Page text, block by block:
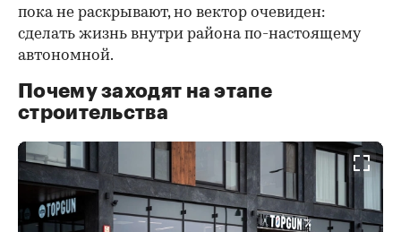
пока не раскрывают, но вектор очевиден:
сделать жизнь внутри района по-настоящему
автономной.
Почему заходят на этапе
строительства